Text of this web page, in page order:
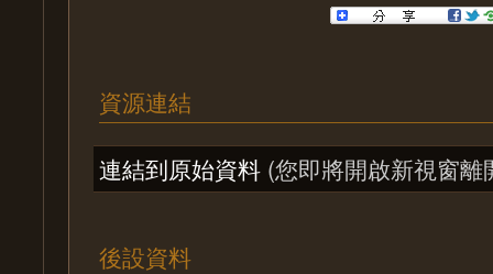
資源連結
連結到原始資料 (您即將開啟新視窗離
後設資料